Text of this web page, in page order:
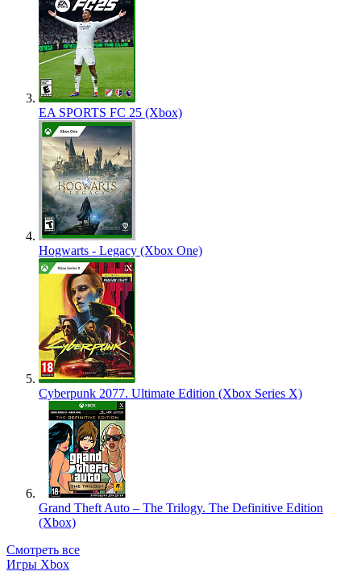
EA SPORTS FC 25 (Xbox)
Hogwarts - Legacy (Xbox One)
Cyberpunk 2077. Ultimate Edition (Xbox Series X)
Grand Theft Auto – The Trilogy. The Definitive Edition
(Xbox)
Смотреть все
Игры Xbox